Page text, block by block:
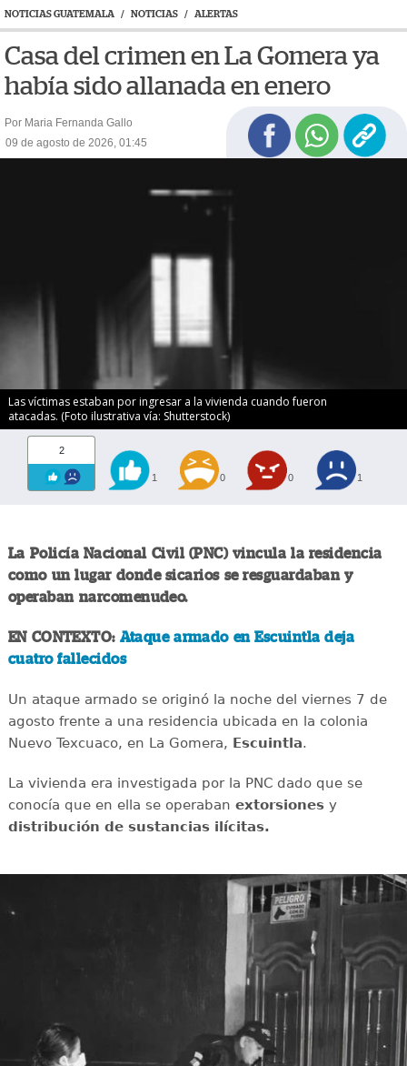
NOTICIAS GUATEMALA / NOTICIAS / ALERTAS
Casa del crimen en La Gomera ya
había sido allanada en enero
Por Maria Fernanda Gallo
09 de agosto de 2026, 01:45
Las víctimas estaban por ingresar a la vivienda cuando fueron
atacadas. (Foto ilustrativa vía: Shutterstock)
2
1 0 0 1
La Policía Nacional Civil (PNC) vincula la residencia
como un lugar donde sicarios se resguardaban y
operaban narcomenudeo.
EN CONTEXTO: Ataque armado en Escuintla deja
cuatro fallecidos
Un ataque armado se originó la noche del viernes 7 de
agosto frente a una residencia ubicada en la colonia
Nuevo Texcuaco, en La Gomera, Escuintla.
La vivienda era investigada por la PNC dado que se
conocía que en ella se operaban extorsionesy
distribución de sustancias ilícitas.